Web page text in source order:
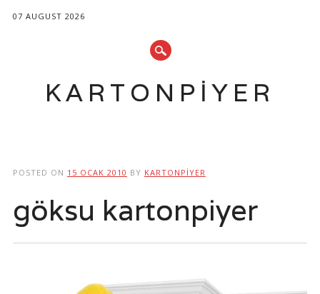
07 AUGUST 2026
KARTONPIYER
POSTED ON 15 OCAK 2010 BY KARTONPIYER
göksu kartonpiyer